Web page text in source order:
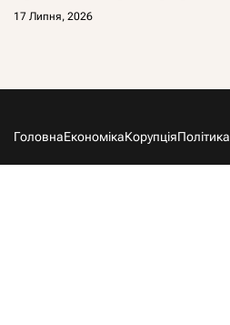
17 Липня, 2026
ГоловнаЕкономікаКорупціяПолітика